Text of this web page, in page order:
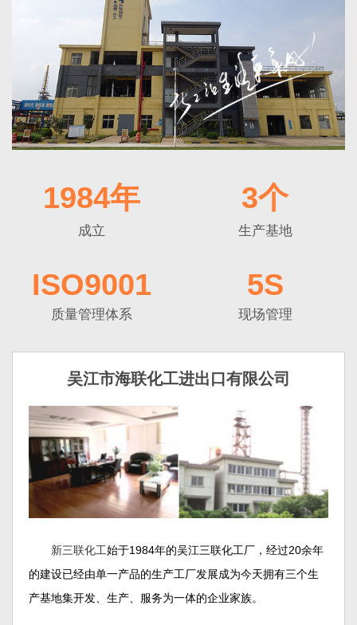
1984年
成立
3个
生产基地
ISO9001
质量管理体系
5S
现场管理
吴江市海联化工进出口有限公司
新三联化工始于1984年的吴江三联化工厂，经过20余年
的建设已经由单一产品的生产工厂发展成为今天拥有三个生
产基地集开发、生产、服务为一体的企业家族。